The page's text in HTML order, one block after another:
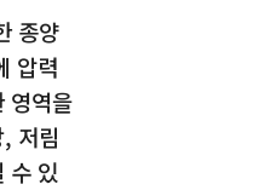
종양
압력
영역을
저림
수 있